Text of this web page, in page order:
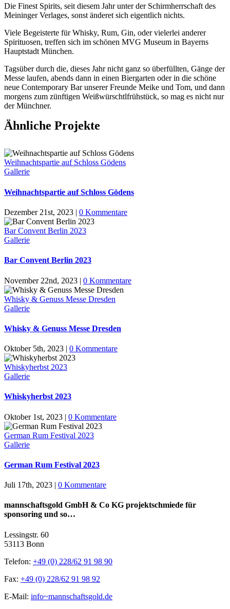
Die Finest Spirits, seit diesem Jahr unter der Schirmherrschaft des
Meininger Verlages, sonst änderet sich eigentlich nichts.
Viele Begeisterte für Whisky, Rum, Gin, oder vielerlei anderer
Spirituosen, treffen sich im schönen MVG Museum in Bayerns
Hauptstadt München.
Tagsüber durch die, dieses Jahr nicht ganz so überfüllten, Gänge der
Messe laufen, abends dann in einen Biergarten oder in die schöne
neue Contemporary Bar unserer Freunde Meike und Tom, und dann
morgens zum zünftigen Weißwürschtlfrühstück, so mag es nicht nur
der Münchner.
Ähnliche Projekte
Weihnachtspartie auf Schloss Gödens
Gallerie
Weihnachtspartie auf Schloss Gödens
Dezember 21st, 2023 | 0 Kommentare
Bar Convent Berlin 2023
Gallerie
Bar Convent Berlin 2023
November 22nd, 2023 | 0 Kommentare
Whisky & Genuss Messe Dresden
Gallerie
Whisky & Genuss Messe Dresden
Oktober 5th, 2023 | 0 Kommentare
Whiskyherbst 2023
Gallerie
Whiskyherbst 2023
Oktober 1st, 2023 | 0 Kommentare
German Rum Festival 2023
Gallerie
German Rum Festival 2023
Juli 17th, 2023 | 0 Kommentare
mannschaftsgold GmbH & Co KG projektschmiede für
sponsoring und so…
Lessingstr. 60
53113 Bonn
Telefon: +49 (0) 228/62 91 98 90
Fax: +49 (0) 228/62 91 98 92
E-Mail: info~mannschaftsgold.de